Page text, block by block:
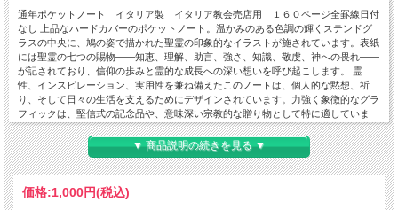
通年ポケットノート イタリア製 イタリア教会売店用 １６０ページ全罫線日付
なし 上品なハードカバーのポケットノート。温かみのある色調の輝くステンドグ
ラスの中央に、鳩の姿で描かれた聖霊の印象的なイラストが施されています。表紙
には聖霊の七つの賜物――知恵、理解、助言、強さ、知識、敬虔、神への畏れ――
が記されており、信仰の歩みと霊的な成長への深い想いを呼び起こします。 霊
性、インスピレーション、実用性を兼ね備えたこのノートは、個人的な黙想、祈
り、そして日々の生活を支えるためにデザインされています。力強く象徴的なグラ
フィックは、堅信式の記念品や、意味深い宗教的な贈り物として特に適していま
す。 表紙は高解像度で印刷され、イラストを引き立てるエレガントな仕上げが施
されています。留め用のゴムバンド付きで、高品質な滑らかな紙を使用した罫線入
り160ページを収録。日々のメモや考え、書き込みに最適です。 特徴： ポケット
サイズ： コンパクトで軽量、リュックサックやバッグへの収納、日常的な使用に
最適です。 ハードカバー： 耐久性に優れ、高精細な印刷と象徴的なグラフィック
が施されています。 聖霊の象徴： 光、導き、神の臨在のしるしとしての鳩とステ
▼ 商品説明の続きを見る ▼
価格:1,000円(税込)